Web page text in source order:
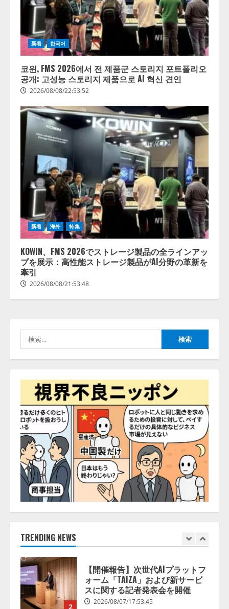
新着 한국어
코윈, FMS 2026에서 전 제품군 스토리지 포트폴리오
공개: 고성능 스토리지 제품으로 AI 혁신 견인
2026/08/08/22:53:52
新着 海外 特集
KOWIN、FMS 2026でストレージ製品の全ラインアッ
プを展示：高性能ストレージ製品がAI分野の革新を
牽引
2026/08/08/21:53:48
索:
TRENDING NEWS
2
【開催報告】次世代AIプラットフ
ォーム「TAIZA」および新サービ
スに関する記者発表会を開催
2026/08/07/17:53:45
lmessage、MCP接続機能を強化
し、AIから設定操作できる機能を
拡充
【2026年企業のAI導入・活用に関
業の68.0％が、自社でのAI導入・
活用は「上手くいっている」と回
答
2026/08/07/13:53:50
5
スAIエージェントOS」「営業領域
の業界特化LLM」の開発とAI研究
開発をリード
2026/08/07/10:54:31
1
【ドローン
AI】ドローン操縦を
AIがアドバイス「AIコーチ」をリ
リース
2026/08/09/01:53:44
2
【開催報告】次世代AIプラットフ
ォーム「TAIZA」および新サービ
lmessage、MCP接続機能を強化
し、AIから設定操作できる機能を
拡充
2026/08/07/13:53:50